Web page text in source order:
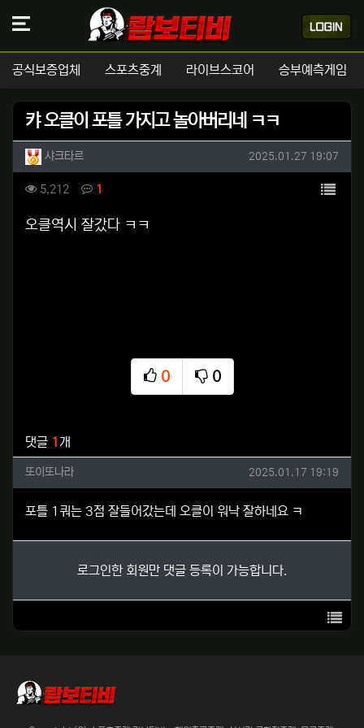
공식보증업체 스포츠중계 라이브스코어 승부예측게임
캬 오클이 포틀 가지고 놀아버리네 ㅋㅋ
작성자 정보
샤크타르 작성일
2025.01.27 19:07
컨텐츠 정보
5,212 조회 1 목록
본문
오클역시 잘갔다 ㅋㅋ
0
추천
0
비추천
댓글 1개
또이또나라님의 댓글
또이또나라 작성일
2025.01.17 19:19
포틀 1쿼는 3점 잘들어갔는데 오클이 워낙 잘하네요 ㅋ
로그인한 회원만 댓글 등록이 가능합니다.
목록